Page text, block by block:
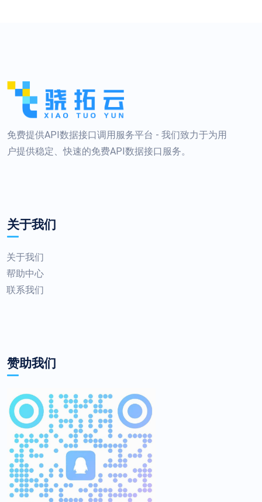
免费提供API数据接口调用服务平台 - 我们致力于为用
户提供稳定、快速的免费API数据接口服务。
关于我们
关于我们
帮助中心
联系我们
赞助我们